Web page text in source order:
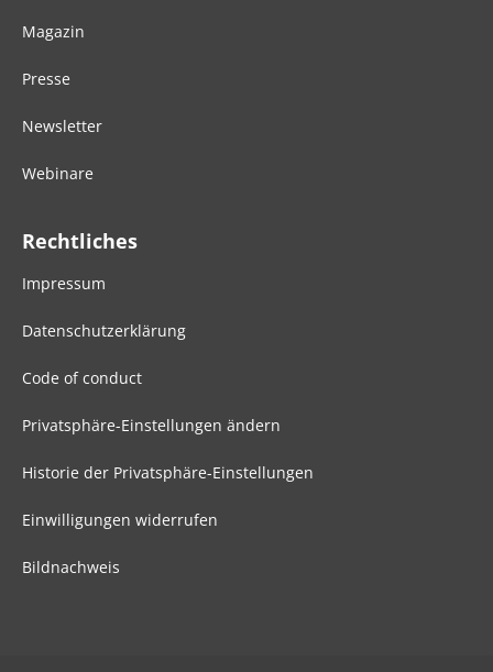
Magazin
Presse
Newsletter
Webinare
Rechtliches
Impressum
Datenschutzerklärung
Code of conduct
Privatsphäre-Einstellungen ändern
Historie der Privatsphäre-Einstellungen
Einwilligungen widerrufen
Bildnachweis